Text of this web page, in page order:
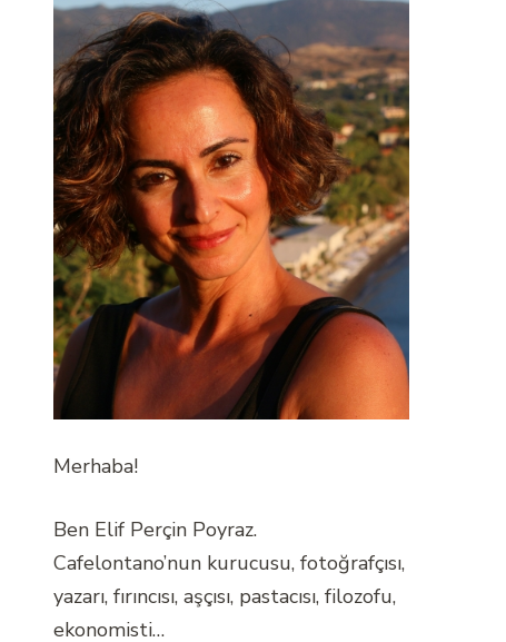
Merhaba!
Ben Elif Perçin Poyraz.
Cafelontano’nun kurucusu, fotoğrafçısı,
yazarı, fırıncısı, aşçısı, pastacısı, filozofu,
ekonomisti…